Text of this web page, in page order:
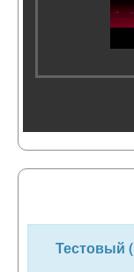
Тестовый